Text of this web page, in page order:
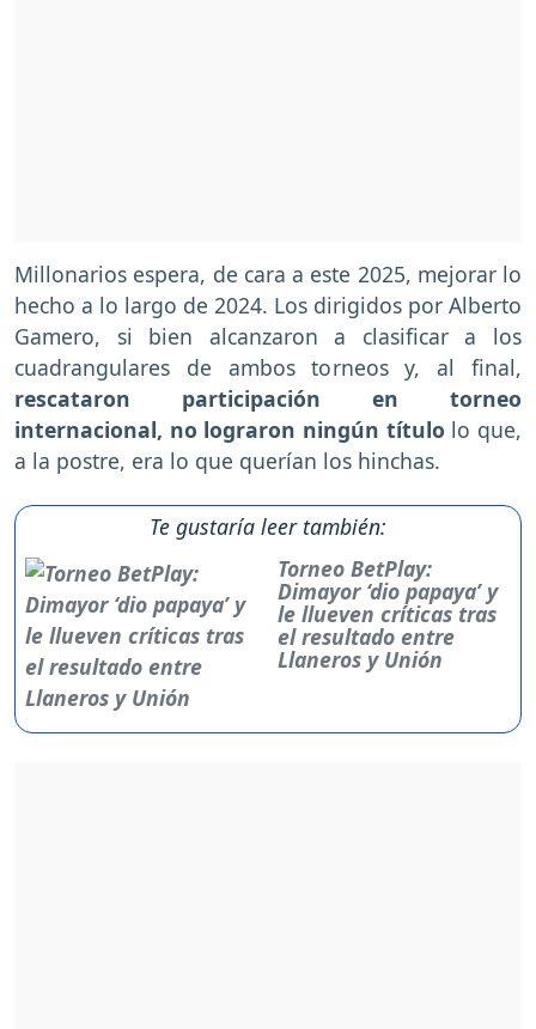
Millonarios espera, de cara a este 2025, mejorar lo
hecho a lo largo de 2024. Los dirigidos por Alberto
Gamero, si bien alcanzaron a clasificar a los
cuadrangulares de ambos torneos y, al final,
rescataron participación en torneo
internacional, no lograron ningún título lo que,
a la postre, era lo que querían los hinchas.
Te gustaría leer también:
Torneo BetPlay:
Dimayor ‘dio papaya’ y
le llueven críticas tras
el resultado entre
Llaneros y Unión